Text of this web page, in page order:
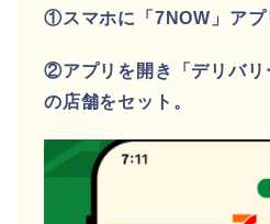
①スマホに「7NOW」アプ
②アプリを開き「デリバリ
の店舗をセット。